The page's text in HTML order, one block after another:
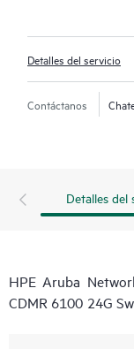
Detalles del servicio
Contáctanos
Detalles del
HPE Aruba
CDMR 6100 24G